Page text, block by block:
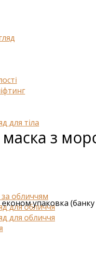
для тіла
обличчям
для обличчя
для обличчя
з
упаковка